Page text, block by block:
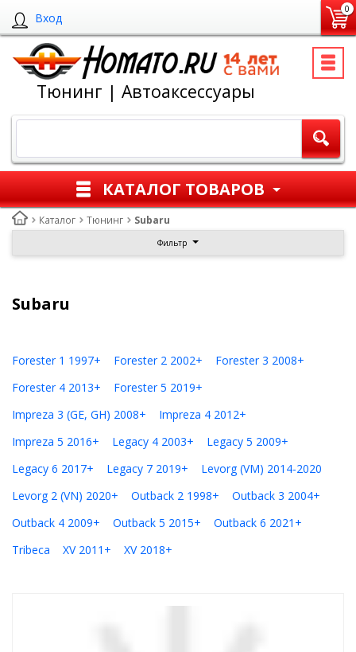
Вход
0
Тюнинг | Автоаксессуары
КАТАЛОГ ТОВАРОВ
Каталог Тюнинг Subaru
Фильтр
Subaru
Forester 1 1997+ Forester 2 2002+
Forester 3 2008+
Forester 4 2013+
Forester 5 2019+
Impreza 3 (GE, GH) 2008+
Impreza 4 2012+
Impreza 5 2016+
Legacy 4 2003+
Legacy 5 2009+
Legacy 6 2017+
Legacy 7 2019+
Levorg (VM) 2014-2020
Levorg 2 (VN) 2020+
Outback 2 1998+
Outback 3 2004+
Outback 4 2009+
Outback 5 2015+
Outback 6 2021+
Tribeca
XV 2011+ XV 2018+